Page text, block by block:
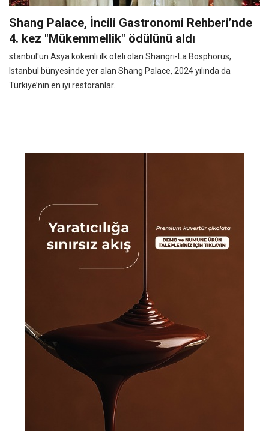
Shang Palace, İncili Gastronomi Rehberi’nde
4. kez "Mükemmellik" ödülünü aldı
stanbul'un Asya kökenli ilk oteli olan Shangri-La Bosphorus,
Istanbul bünyesinde yer alan Shang Palace, 2024 yılında da
Türkiye’nin en iyi restoranlar...